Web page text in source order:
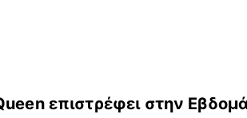
επιστρέφει στην